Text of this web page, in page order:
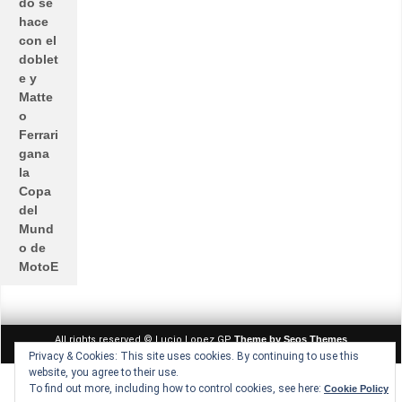
Privacy & Cookies: This site uses cookies. By continuing to use this
website, you agree to their use.
To find out more, including how to control cookies, see here: Cookie Policy
hace
con el
doblet
e y
Matte
o
Ferrari
gana
la
Copa
del
Mund
o de
MotoE
All rights reserved © Lucio Lopez GPTheme by Seos Themes